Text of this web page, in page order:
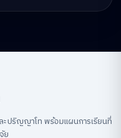
ปริญญาโท พร้อมแผนการเรียนที่
ย